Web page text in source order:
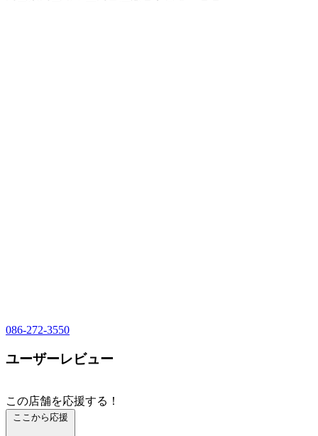
086-272-3550
ユーザーレビュー
この店舗を応援する！
ここから応援